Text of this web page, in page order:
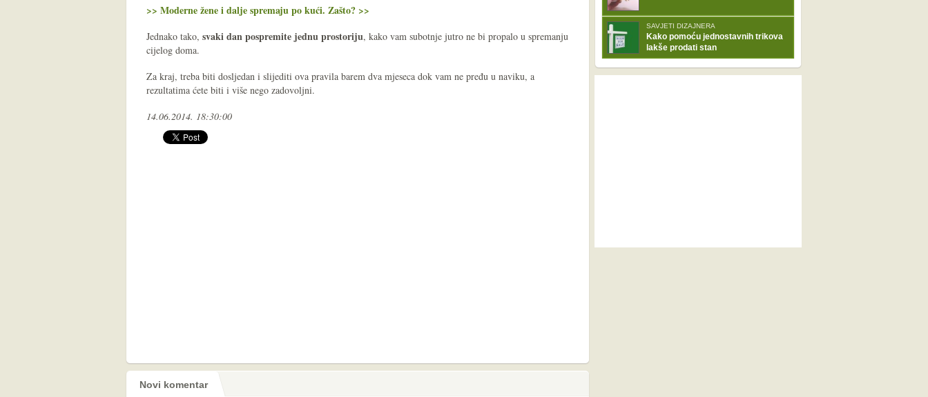
>> Moderne žene i dalje spremaju po kući. Zašto? >>
Jednako tako, svaki dan pospremite jednu prostoriju, kako vam subotnje jutro ne bi propalo u spremanju
cijelog doma.
Za kraj, treba biti dosljedan i slijediti ova pravila barem dva mjeseca dok vam ne pređu u naviku, a
rezultatima ćete biti i više nego zadovoljni.
14.06.2014. 18:30:00
Novi komentar
SAVJETI DIZAJNERA
Kako pomoću jednostavnih trikova
lakše prodati stan